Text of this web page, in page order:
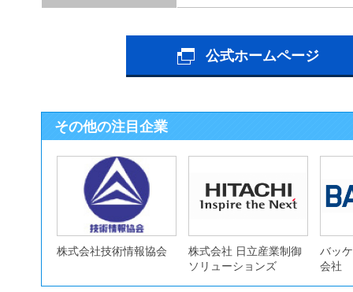
公式ホームページ
その他の注目企業
株式会社技術情報協会
株式会社 日立産業制御
ソリューションズ
バッ
会社